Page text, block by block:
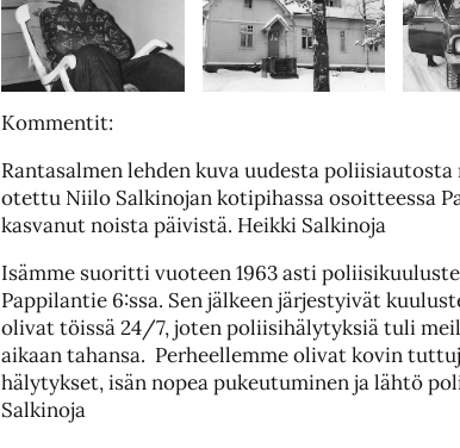
Kommentit:
Rantasalmen lehden kuva uudesta
otettu Niilo Salkinojan kotipihassa osoitteessa
kasvanut noista päivistä. Heikki Salkinoja
Isämme suoritti vuoteen 1963 asti
Pappilantie 6:ssa. Sen jälkeen järjestyivät
olivat töissä 24/7, joten poliisihälytyksiä tuli
aikaan tahansa. Perheellemme olivat kovin
hälytykset, isän nopea pukeutuminen ja lähtö
Salkinoja